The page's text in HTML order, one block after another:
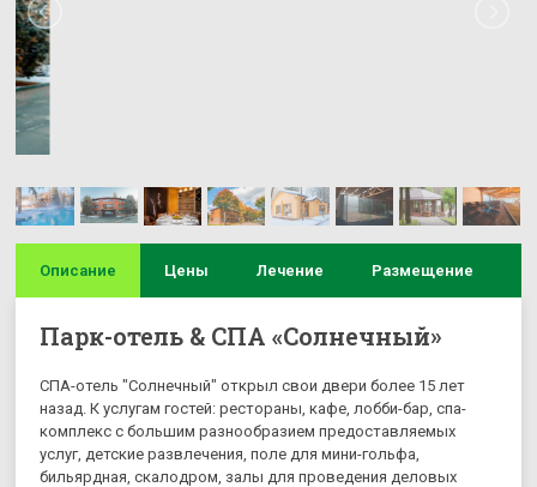
Описание Цены Лечение Размещение
Парк-отель & СПА «Солнечный»
СПА-отель "Солнечный" открыл свои двери более 15 лет
назад. К услугам гостей: рестораны, кафе, лобби-бар, спа-
комплекс с большим разнообразием предоставляемых
услуг, детские развлечения, поле для мини-гольфа,
бильярдная, скалодром, залы для проведения деловых